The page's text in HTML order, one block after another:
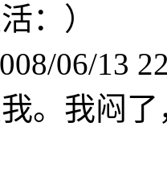
：）
06/13
。我闷了